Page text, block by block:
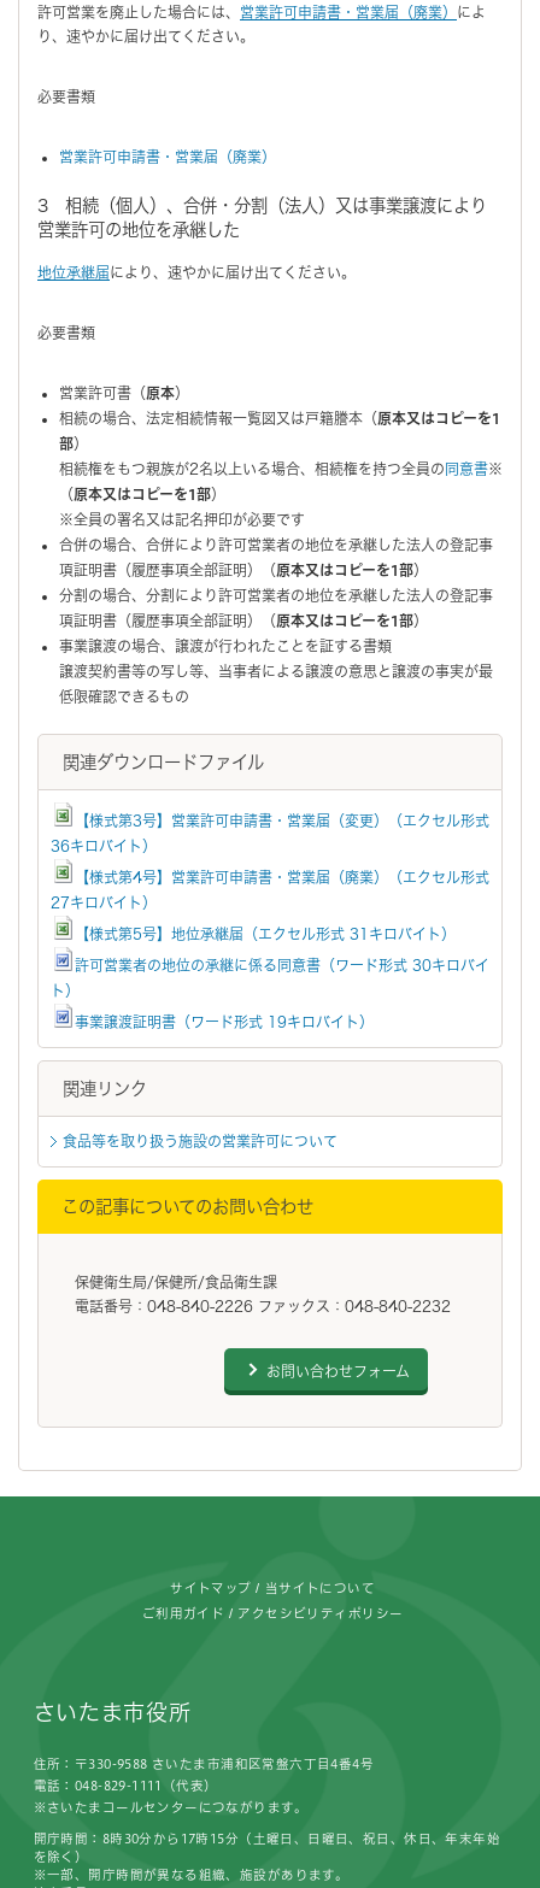
許可営業を廃止した場合には、 営業許可申請書・営業届（廃業） によ
り、速やかに届け出てください。
必要書類
営業許可申請書・営業届（廃業）
3 相続（個人）、合併・分割（法人）又は事業譲渡により
営業許可の地位を承継した
地位承継届により、速やかに届け出てください。
必要書類
営業許可書（原本）
相続の場合、法定相続情報一覧図又は戸籍謄本（原本又はコピーを1
部）
相続権をもつ親族が2名以上いる場合、相続権を持つ全員の 同意書※
（原本又はコピーを1部）
※全員の署名又は記名押印が必要です
合併の場合、合併により許可営業者の地位を承継した法人の登記事
項証明書（履歴事項全部証明）（原本又はコピーを1部）
分割の場合、分割により許可営業者の地位を承継した法人の登記事
項証明書（履歴事項全部証明）（原本又はコピーを1部）
事業譲渡の場合、譲渡が行われたことを証する書類
譲渡契約書等の写し等、当事者による譲渡の意思と譲渡の事実が最
低限確認できるもの
関連ダウンロードファイル
【様式第3号】営業許可申請書・営業届（変更）（エクセル形式
36キロバイト）
【様式第4号】営業許可申請書・営業届（廃業）（エクセル形式
27キロバイト）
【様式第5号】地位承継届（エクセル形式 31キロバイト）
許可営業者の地位の承継に係る同意書（ワード形式 30キロバイ
ト）
事業譲渡証明書（ワード形式 19キロバイト）
関連リンク
食品等を取り扱う施設の営業許可について
この記事についてのお問い合わせ
保健衛生局/保健所/食品衛生課
電話番号：048-840-2226 ファックス：048-840-2232
お問い合わせフォーム
サイトマップ 当サイトについて
ご利用ガイド アクセシビリティポリシー
さいたま市役所
住所：〒330-9588 さいたま市浦和区常盤六丁目4番4号
電話：048-829-1111（代表）
※さいたまコールセンターにつながります。
開庁時間：8時30分から17時15分（土曜日、日曜日、祝日、休日、年末年始
を除く）
※一部、開庁時間が異なる組織、施設があります。